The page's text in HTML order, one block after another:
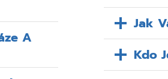
A
Jak
Kdo